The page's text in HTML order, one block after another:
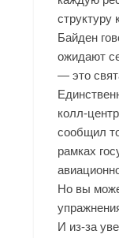
структуру
Байден
ожидают
— это
колл-
сообщил
рамках
Но вы
И из-за